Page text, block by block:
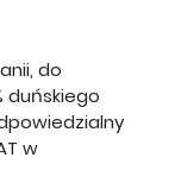
do
duńskiego
w